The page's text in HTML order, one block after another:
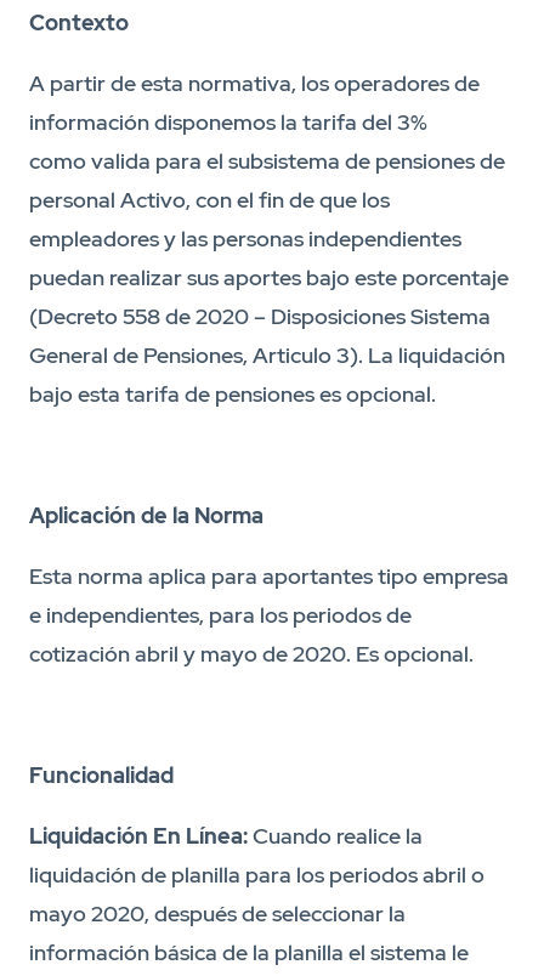
Contexto
A partir de esta normativa, los operadores de
información disponemos la tarifa del 3%
como valida para el subsistema de pensiones de
personal Activo, con el fin de que los
empleadores y las personas independientes
puedan realizar sus aportes bajo este porcentaje
(Decreto 558 de 2020 – Disposiciones Sistema
General de Pensiones, Articulo 3). La liquidación
bajo esta tarifa de pensiones es opcional.
Aplicación de la Norma
Esta norma aplica para aportantes tipo empresa
e independientes, para los periodos de
cotización abril y mayo de 2020. Es opcional.
Funcionalidad
Liquidación En Línea:Cuando realice la
liquidación de planilla para los periodos abril o
mayo 2020, después de seleccionar la
información básica de la planilla el sistema le